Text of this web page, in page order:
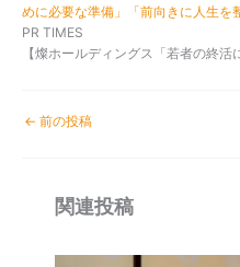
めに必要な準備」「前向きに人生を
PR TIMES
【燦ホールディングス「若者の終活
← 前の投稿
関連投稿